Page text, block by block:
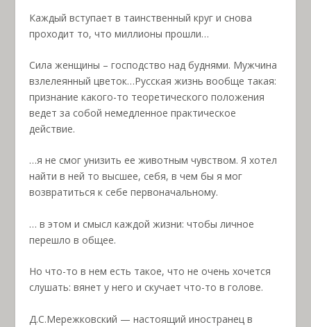
Каждый вступает в таинственный круг и снова
проходит то, что миллионы прошли…
Сила женщины – господство над буднями. Мужчина
взлелеянный цветок…Русская жизнь вообще такая:
признание какого-то теоретического положения
ведет за собой немедленное практическое
действие.
…я не смог унизить ее животным чувством. Я хотел
найти в ней то высшее, себя, в чем бы я мог
возвратиться к себе первоначальному.
… в этом и смысл каждой жизни: чтобы личное
перешло в общее.
Но что-то в нем есть такое, что не очень хочется
слушать: вянет у него и скучает что-то в голове.
Д.С.Мережковский — настоящий иностранец в